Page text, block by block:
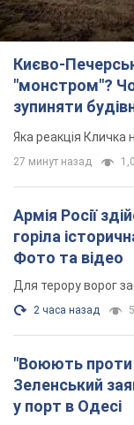
Києво-
"монстром"?
зупиняти
"московського
Яка реакція Кличка
27 минут назад
Армія Росії
горіла
Фото та відео
Для терору ворог
2 часа назад
"Воюють проти
Зеленський
у порт в Одесі